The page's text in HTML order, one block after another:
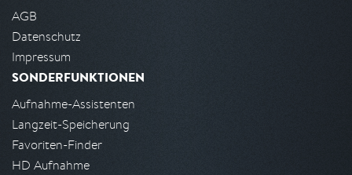
AGB
Datenschutz
Impressum
SONDERFUNKTIONEN
Aufnahme-Assistenten
Langzeit-Speicherung
Favoriten-Finder
HD Aufnahme